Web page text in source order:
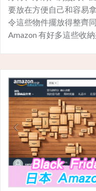
要放在方便自己和容易
令這些物件擺放得整齊
Amazon 有好多這些收